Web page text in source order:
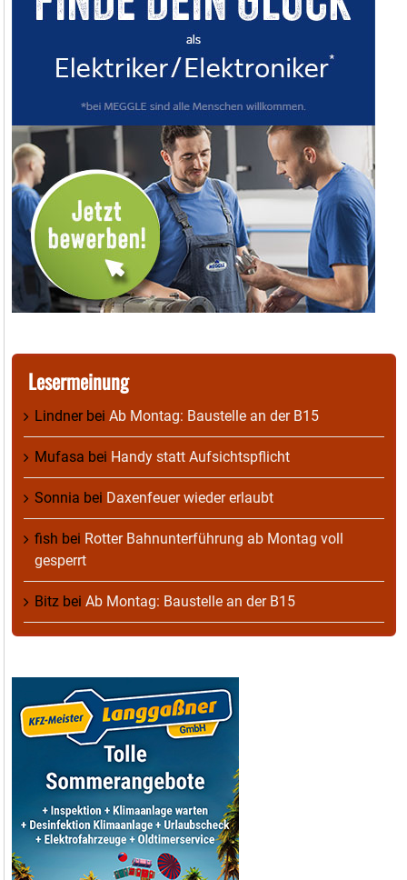
Lesermeinung
Lindnerbei Ab Montag: Baustelle an der B15
Mufasa bei Handy statt Aufsichtspflicht
Sonnia bei Daxenfeuer wieder erlaubt
fish bei Rotter Bahnunterführung ab Montag voll
gesperrt
Bitz bei Ab Montag: Baustelle an der B15